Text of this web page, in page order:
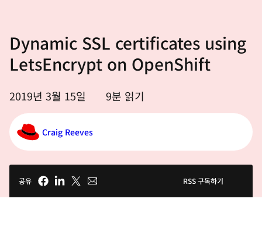
Dynamic SSL certificates using
LetsEncrypt on OpenShift
2019년 3월 15일 9분 읽기
Craig Reeves
공유 RSS 구독하기